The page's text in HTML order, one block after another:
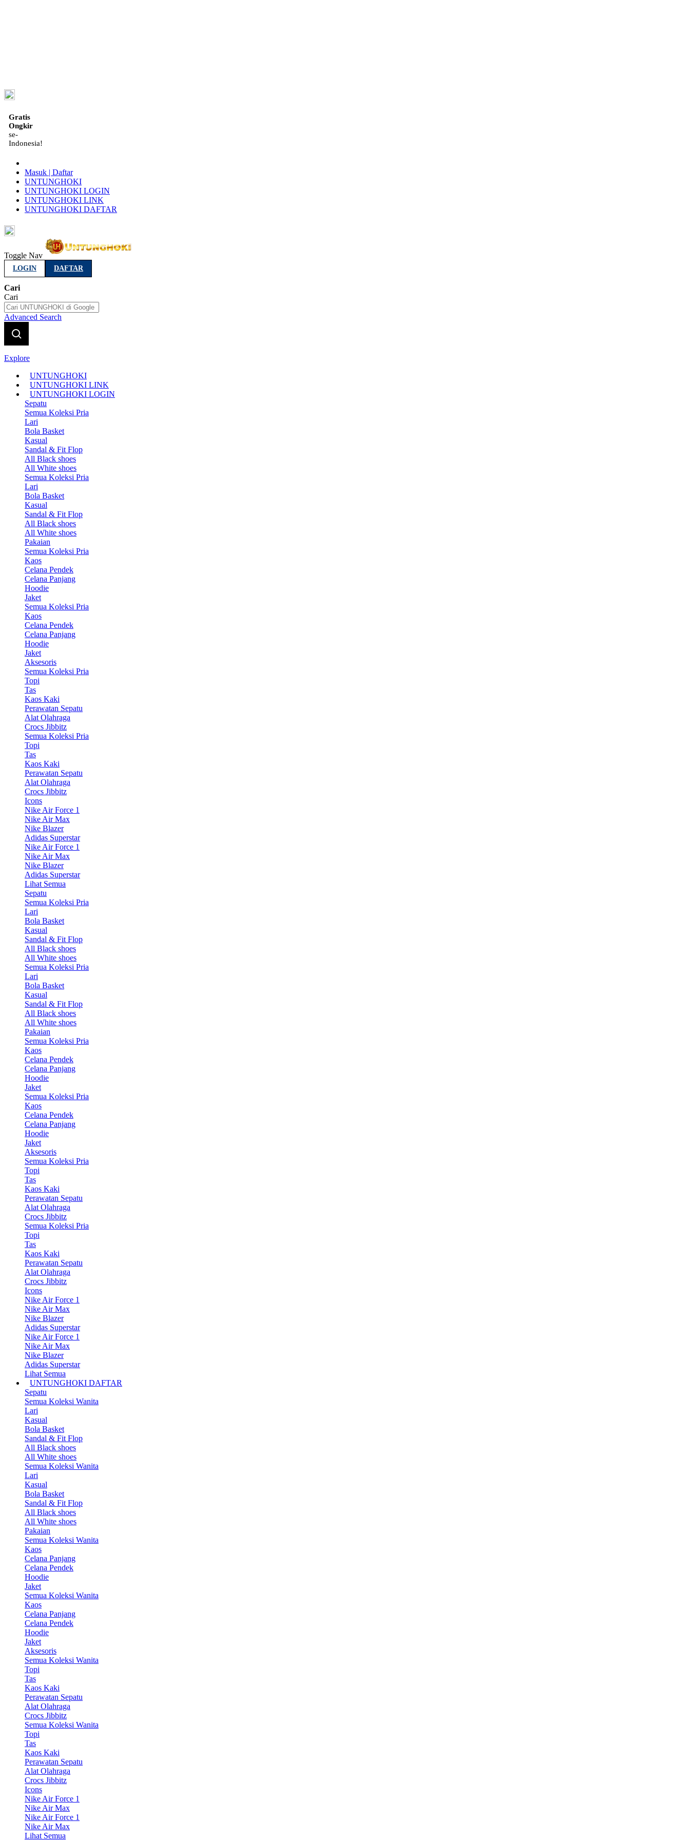
Gratis
Ongkir
se-
Indonesia!
Masuk | Daftar
UNTUNGHOKI
UNTUNGHOKI LOGIN
UNTUNGHOKI LINK
UNTUNGHOKI DAFTAR
Toggle Nav
LOGIN DAFTAR
Cari
Cari
Advanced Search
Explore
UNTUNGHOKI
UNTUNGHOKI LINK
UNTUNGHOKI LOGIN
Sepatu
Semua Koleksi Pria
Lari
Bola Basket
Kasual
Sandal & Fit Flop
All Black shoes
All White shoes
Semua Koleksi Pria
Lari
Bola Basket
Kasual
Sandal & Fit Flop
All Black shoes
All White shoes
Pakaian
Semua Koleksi Pria
Kaos
Celana Pendek
Celana Panjang
Hoodie
Jaket
Semua Koleksi Pria
Kaos
Celana Pendek
Celana Panjang
Hoodie
Jaket
Aksesoris
Semua Koleksi Pria
Topi
Tas
Kaos Kaki
Perawatan Sepatu
Alat Olahraga
Crocs Jibbitz
Semua Koleksi Pria
Topi
Tas
Kaos Kaki
Perawatan Sepatu
Alat Olahraga
Crocs Jibbitz
Icons
Nike Air Force 1
Nike Air Max
Nike Blazer
Adidas Superstar
Nike Air Force 1
Nike Air Max
Nike Blazer
Adidas Superstar
Lihat Semua
Sepatu
Semua Koleksi Pria
Lari
Bola Basket
Kasual
Sandal & Fit Flop
All Black shoes
All White shoes
Semua Koleksi Pria
Lari
Bola Basket
Kasual
Sandal & Fit Flop
All Black shoes
All White shoes
Pakaian
Semua Koleksi Pria
Kaos
Celana Pendek
Celana Panjang
Hoodie
Jaket
Semua Koleksi Pria
Kaos
Celana Pendek
Celana Panjang
Hoodie
Jaket
Aksesoris
Semua Koleksi Pria
Topi
Tas
Kaos Kaki
Perawatan Sepatu
Alat Olahraga
Crocs Jibbitz
Semua Koleksi Pria
Topi
Tas
Kaos Kaki
Perawatan Sepatu
Alat Olahraga
Crocs Jibbitz
Icons
Nike Air Force 1
Nike Air Max
Nike Blazer
Adidas Superstar
Nike Air Force 1
Nike Air Max
Nike Blazer
Adidas Superstar
Lihat Semua
UNTUNGHOKI DAFTAR
Sepatu
Semua Koleksi Wanita
Lari
Kasual
Bola Basket
Sandal & Fit Flop
All Black shoes
All White shoes
Semua Koleksi Wanita
Lari
Kasual
Bola Basket
Sandal & Fit Flop
All Black shoes
All White shoes
Pakaian
Semua Koleksi Wanita
Kaos
Celana Panjang
Celana Pendek
Hoodie
Jaket
Semua Koleksi Wanita
Kaos
Celana Panjang
Celana Pendek
Hoodie
Jaket
Aksesoris
Semua Koleksi Wanita
Topi
Tas
Kaos Kaki
Perawatan Sepatu
Alat Olahraga
Crocs Jibbitz
Semua Koleksi Wanita
Topi
Tas
Kaos Kaki
Perawatan Sepatu
Alat Olahraga
Crocs Jibbitz
Icons
Nike Air Force 1
Nike Air Max
Nike Air Force 1
Nike Air Max
Lihat Semua